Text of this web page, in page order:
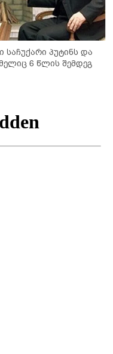
პუტინს და
6 წლის შემდეგ